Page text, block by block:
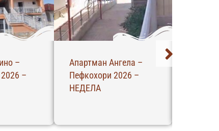
–
–
Апартман Ангела –
Пефкохори 2026 –
НЕДЕЛА